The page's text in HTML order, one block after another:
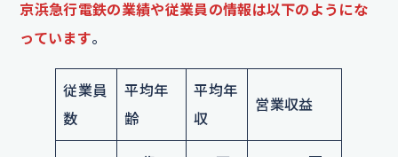
京浜急行電鉄の業績や従業員の情報は以下のようにな
っています。
従業員
数
平均年
齢
平均年
収
営業収益